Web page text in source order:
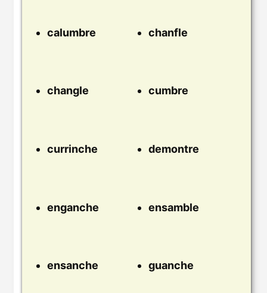
calumbre chanfle
changle cumbre
currinche demontre
enganche ensamble
ensanche guanche